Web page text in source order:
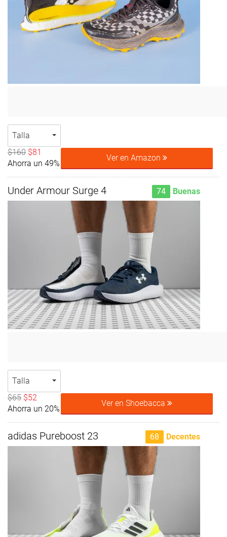
Talla
$160 $81
Ahorra un 49%
Ver en Amazon
Under Armour Surge 4 74 Buenas
Talla
$65 $52
Ahorra un 20%
Ver en Shoebacca
adidas Pureboost 23 68 Decentes